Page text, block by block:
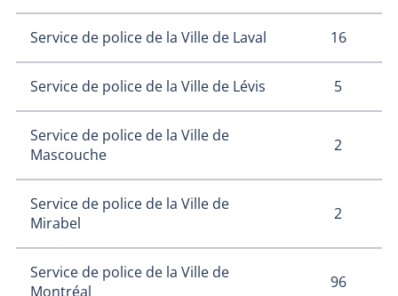
Service de police de la Ville de Laval 16
Service de police de la Ville de Lévis 5
Service de police de la Ville de
Mascouche
2
Service de police de la Ville de
Mirabel
2
Service de police de la Ville de
Montréal
96